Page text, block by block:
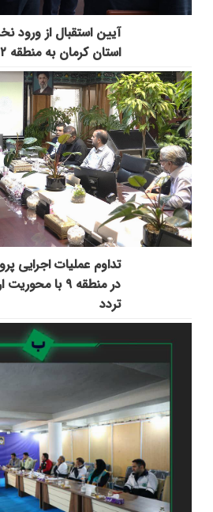
آیین استقبال از ورود
استان کرمان به منطقه ۱۲
در منطقه ۹ با
تردد